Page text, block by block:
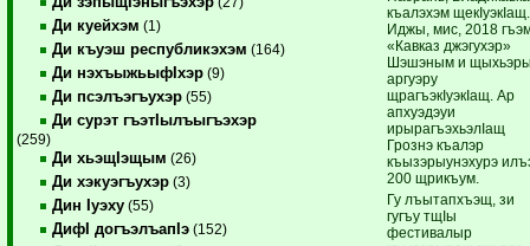
Ди куейхэм (1)
Ди къуэш республикэхэм (164)
Ди нэхъыжьыфIхэр (9)
Ди псэлъэгъухэр (55)
Ди сурэт гъэтIылъыгъэхэр
(259)
Ди хьэщIэщым (26)
Ди хэкуэгъухэр (3)
Дин Iуэху (55)
ДифI догъэлъапIэ (152)
къалэхэм щекIуэкIащ.
Иджы, мис, 2018
«Кавказ джэгухэр»
Шэшэным и
аргуэру
щрагъэкIуэкIащ. Ар
апхуэдэуи
ирырагъэхьэлIащ
Грознэ къалэр
къызэрыунэхурэ
200 щрикъум.
Гу лъытапхъэщ, зи
гугъу тщIы
фестивалыр